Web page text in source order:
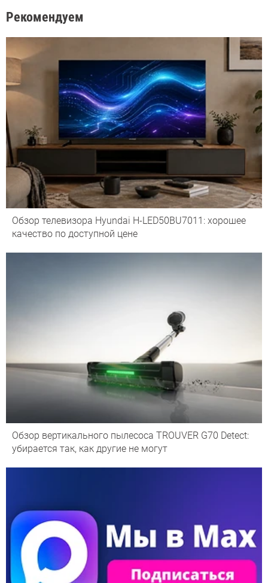
Рекомендуем
Обзор телевизора Hyundai H-LED50BU7011: хорошее
качество по доступной цене
Обзор вертикального пылесоса TROUVER G70 Detect:
убирается так, как другие не могут